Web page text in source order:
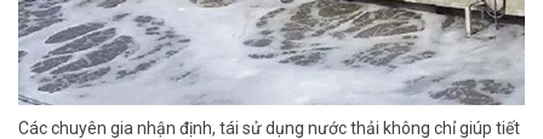
Các chuyên gia nhận định, tái sử dụng nước thải không chỉ giúp tiết